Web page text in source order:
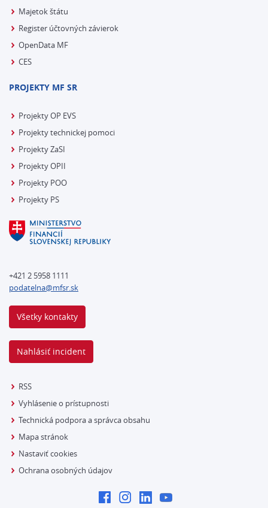
Majetok štátu
Register účtovných závierok
OpenData MF
CES
PROJEKTY MF SR
Projekty OP EVS
Projekty technickej pomoci
Projekty ZaSI
Projekty OPII
Projekty POO
Projekty PS
+421 2 5958 1111
podatelna@mfsr.sk
Všetky kontakty
Nahlásiť incident
RSS
Vyhlásenie o prístupnosti
Technická podpora a správca obsahu
Mapa stránok
Nastaviť cookies
Ochrana osobných údajov